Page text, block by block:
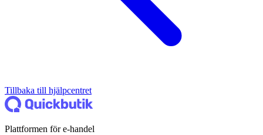
Tillbaka till hjälpcentret
Plattformen för e-handel